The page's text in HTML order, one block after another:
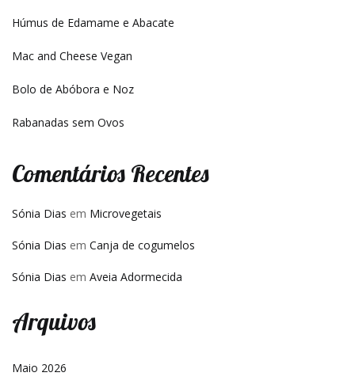
Húmus de Edamame e Abacate
Mac and Cheese Vegan
Bolo de Abóbora e Noz
Rabanadas sem Ovos
Comentários Recentes
Sónia Dias em Microvegetais
Sónia Dias em Canja de cogumelos
Sónia Dias em Aveia Adormecida
Arquivos
Maio 2026